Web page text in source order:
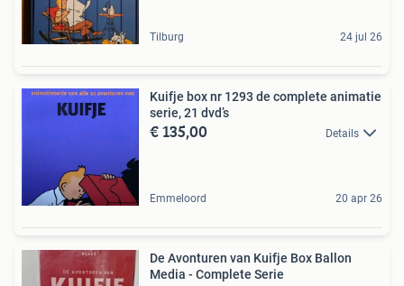
Tilburg 24 jul 26
Kuifje box nr 1293 de complete animatie
serie, 21 dvd’s
€ 135,00 Details
Emmeloord 20 apr 26
De Avonturen van Kuifje Box Ballon
Media - Complete Serie